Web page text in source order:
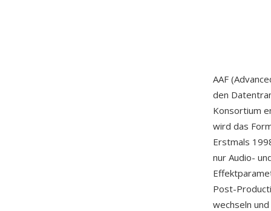
AAF
den
Konsortium
wird das
Erstmals
nur Audio-
Post-
wechseln